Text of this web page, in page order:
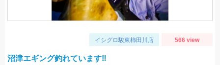
イシグロ駿東柿田川店 566 view
沼津エギング釣れています‼